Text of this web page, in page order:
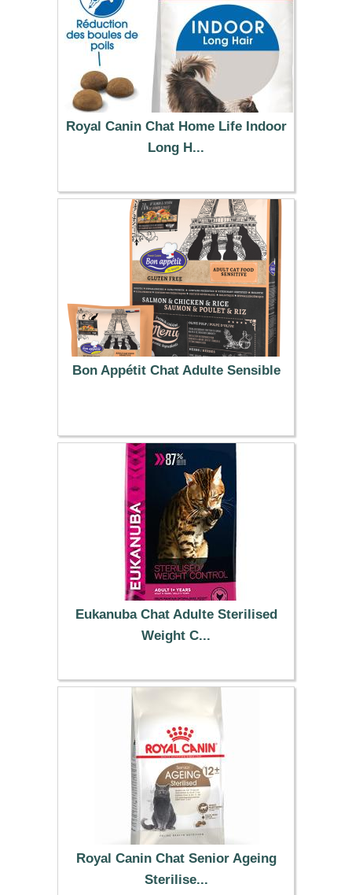
Royal Canin Chat Home Life Indoor
Long H...
33.99 €
Bon Appétit Chat Adulte Sensible
5.50 €
Eukanuba Chat Adulte Sterilised
Weight C...
49.99 €
Royal Canin Chat Senior Ageing
Sterilise...